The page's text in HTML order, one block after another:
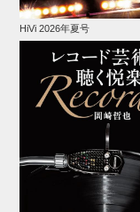
HiVi 2026年夏号